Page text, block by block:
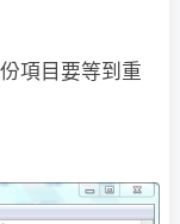
項目要等到重